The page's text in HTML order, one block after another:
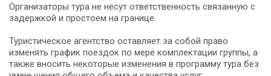
Организаторы тура не несут ответственность связанную с
задержкой и простоем на границе.
Туристическое агентство оставляет за собой право
изменять график поездок по мере комплектации группы, а
также вносить некоторые изменения в программу тура без